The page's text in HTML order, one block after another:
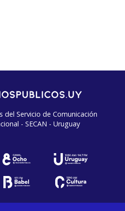
Servicio de Comunicación
- SECAN - Uruguay